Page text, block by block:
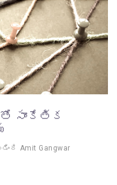
సాంకేతిక
Amit Gangwar